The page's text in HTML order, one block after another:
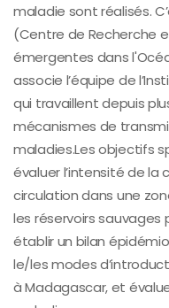
maladie sont réalisés.
(Centre de Recherche
émergentes dans
associe l’équipe de
qui travaillent depuis
mécanismes de
maladies.Les objectifs
évaluer l’intensité de la
circulation dans une
les réservoirs sauvages
établir un bilan
le/les modes
à Madagascar, et